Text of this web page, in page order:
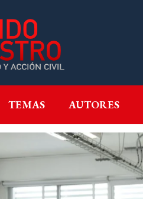
TEMAS AUTORES
SECCIONES